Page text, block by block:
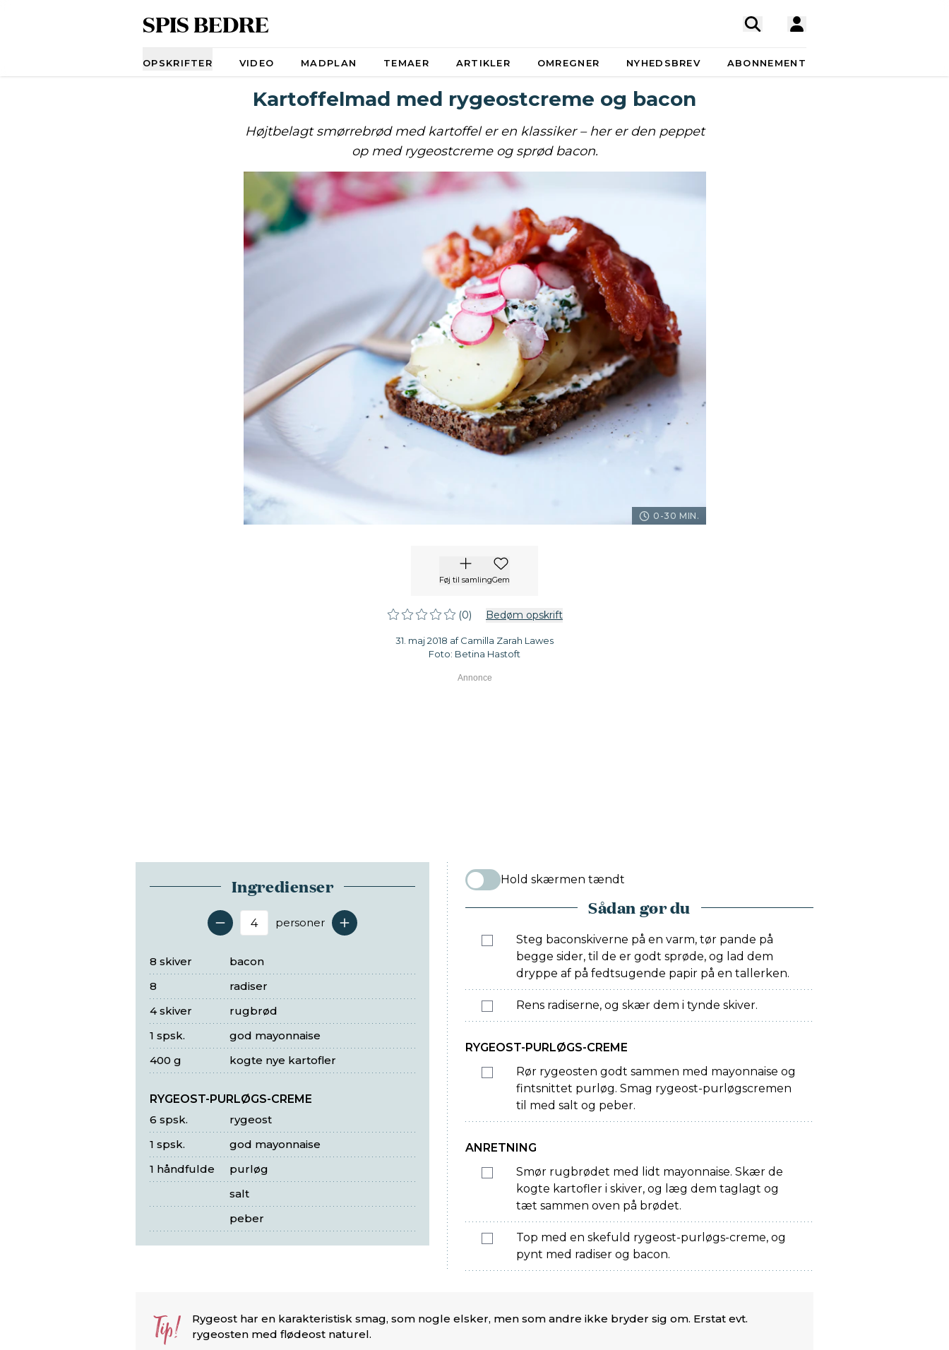
SPIS BEDRE
OPSKRIFTER VIDEO MADPLAN TEMAER ARTIKLER OMREGNER NYHEDSBREV ABONNEMENT
Kartoffelmad med rygeostcreme og bacon
Højtbelagt smørrebrød med kartoffel er en klassiker – her er den peppet
op med rygeostcreme og sprød bacon.
0-30 MIN.
Føj til samlingGem
(0) Bedøm opskrift
31. maj 2018 af Camilla Zarah Lawes
Foto: Betina Hastoft
Ingredienser
Antal serveringer
personer
bacon
8 skiver
radiser
8
rugbrød
4 skiver
god mayonnaise
1 spsk.
kogte nye kartofler
400 g
RYGEOST-PURLØGS-CREME
rygeost
6 spsk.
god mayonnaise
1 spsk.
purløg
1 håndfulde
salt
peber
Hold skærmen tændt
Sådan gør du
Steg baconskiverne på en varm, tør pande på
begge sider, til de er godt sprøde, og lad dem
dryppe af på fedtsugende papir på en tallerken.
Rens radiserne, og skær dem i tynde skiver.
RYGEOST-PURLØGS-CREME
Rør rygeosten godt sammen med mayonnaise og
fintsnittet purløg. Smag rygeost-purløgscremen
til med salt og peber.
ANRETNING
Smør rugbrødet med lidt mayonnaise. Skær de
kogte kartofler i skiver, og læg dem taglagt og
tæt sammen oven på brødet.
Top med en skefuld rygeost-purløgs-creme, og
pynt med radiser og bacon.
Tip!
Rygeost har en karakteristisk smag, som nogle elsker, men som andre ikke bryder sig om. Erstat evt.
rygeosten med flødeost naturel.